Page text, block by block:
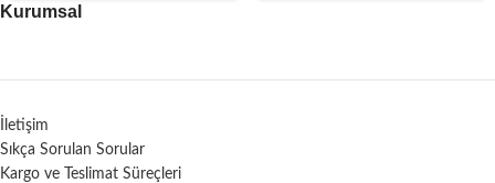
Kurumsal
İletişim
Sıkça Sorulan Sorular
Kargo ve Teslimat Süreçleri